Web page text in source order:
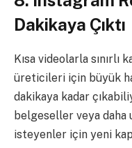
Dakikaya Çıktı
Kısa videolarla
üreticileri için büyük
dakikaya kadar
belgeseller veya
isteyenler için yeni